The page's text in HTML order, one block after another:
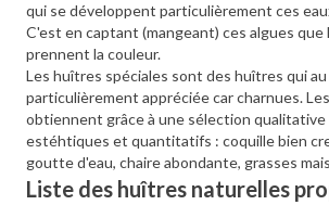
qui se développent particulièrement ces
C'est en captant (mangeant) ces algues que
prennent la couleur.
Les huîtres spéciales sont des huîtres qui
particulièrement appréciée car charnues.
obtiennent grâce à une sélection
estéhtiques et quantitatifs : coquille bien
goutte d'eau, chaire abondante, grasses
Liste des huîtres naturelles